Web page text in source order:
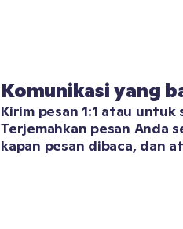
Komunikasi yang
Kirim pesan 1:1 atau untuk
Terjemahkan pesan Anda
kapan pesan dibaca, dan